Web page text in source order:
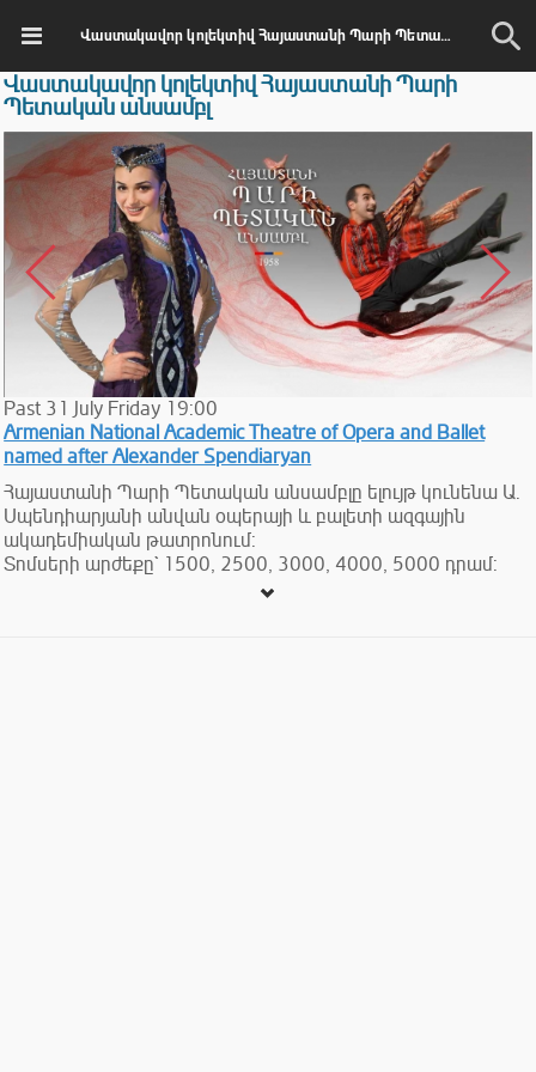
Վաստակավոր կոլեկտիվ Հայաստանի Պարի Պետական անսամբլ
Վաստակավոր կոլեկտիվ Հայաստանի Պարի
Պետական անսամբլ
Past 31 July Friday 19:00
Armenian National Academic Theatre of Opera and Ballet
named after Alexander Spendiaryan
Հայաստանի Պարի Պետական անսամբլը ելույթ կունենա Ա.
Սպենդիարյանի անվան օպերայի և բալետի ազգային
ակադեմիական թատրոնում:
Տոմսերի արժեքը` 1500, 2500, 3000, 4000, 5000 դրամ: